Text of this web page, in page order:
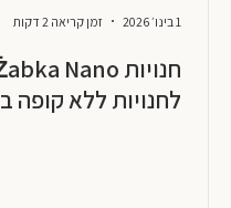
לחנויות ללא קופה
1 בינו׳ 2026 זמן קריאה 2 דקות